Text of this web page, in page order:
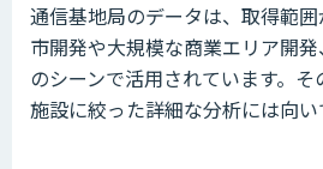
通信基地局のデータは、取得範
市開発や大規模な商業エリア開
のシーンで活用されています。
施設に絞った詳細な分析には向い